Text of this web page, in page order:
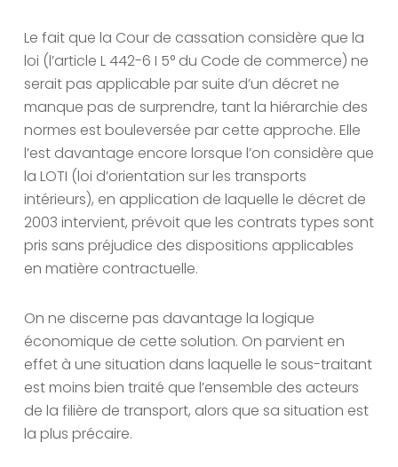
Le fait que la Cour de cassation considère que la
loi (l’article L 442-6 I 5° du Code de commerce) ne
serait pas applicable par suite d’un décret ne
manque pas de surprendre, tant la hiérarchie des
normes est bouleversée par cette approche. Elle
l’est davantage encore lorsque l’on considère que
la LOTI (loi d’orientation sur les transports
intérieurs), en application de laquelle le décret de
2003 intervient, prévoit que les contrats types sont
pris sans préjudice des dispositions applicables
en matière contractuelle.
On ne discerne pas davantage la logique
économique de cette solution. On parvient en
effet à une situation dans laquelle le sous-traitant
est moins bien traité que l’ensemble des acteurs
de la filière de transport, alors que sa situation est
la plus précaire.